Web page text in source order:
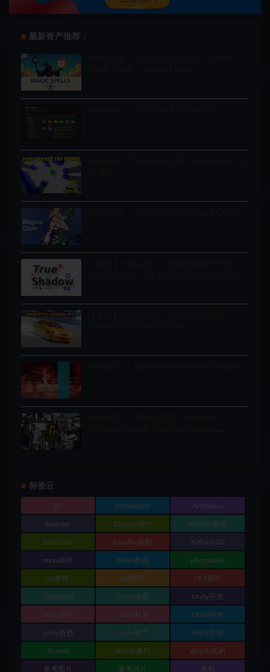
最新资产推荐：
标签云
3D 3dMax插件 Artstation
blender Blender插件 Blender教程
Gumroad houdini教程 Kitbash3D
maya插件 Maya教程 photobash
ps教程 ue4资产 UE5插件
Unity动画 Unity场景 Unity开发
unity插件 Unity材质 Unity特效
unity角色 unity资产 Unity音效
Zbrush zbrush教程 zbrush笔刷
参考图片 参考照片 教程